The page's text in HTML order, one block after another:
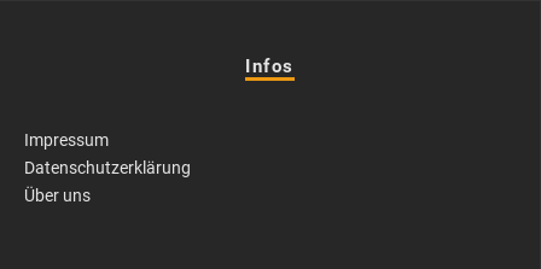
Infos
Impressum
Datenschutzerklärung
Über uns